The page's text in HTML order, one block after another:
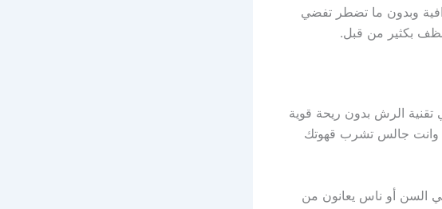
وبدون ما تضطر تفضي
بكثير من قبل.
الرش بدون ريحة قوية
وانت جالس تشرب قهوتك
السن أو ناس يعانون من